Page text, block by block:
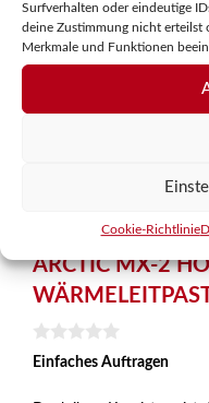
Surfverhalten oder eindeutige
deine Zustimmung nicht erteilst
Merkmale und Funktionen
Cookie-Richtlinie
ARCTIC MX-2
0
v
Einfaches Auftragen